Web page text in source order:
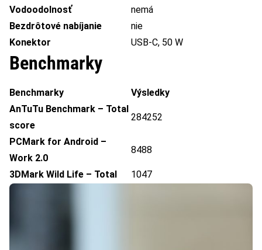
Vodoodolnosť
nemá
Bezdrôtové nabíjanie
nie
Konektor
USB-C, 50 W
Benchmarky
Benchmarky
Výsledky
AnTuTu Benchmark – Total
score
284252
PCMark for Android –
Work 2.0
8488
3DMark Wild Life – Total 1047